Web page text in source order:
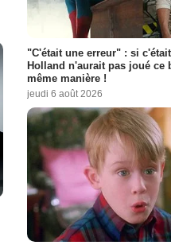
"C'était une erreur" : si
Holland n'aurait pas joué ce
même manière !
jeudi 6 août 2026